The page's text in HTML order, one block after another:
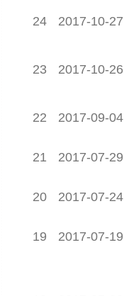
24 2017-10-27
23 2017-10-26
22 2017-09-04
21 2017-07-29
20 2017-07-24
19 2017-07-19